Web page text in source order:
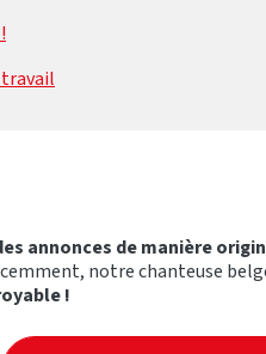
travail
annonces de manière
notre chanteuse
!